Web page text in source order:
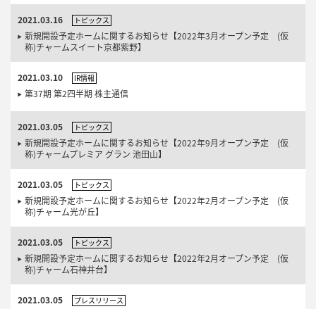
2021.03.16 トピックス
新規開設予定ホームに関するお知らせ【2022年3月オープン予定 (仮
称)チャームスイート京都紫野】
2021.03.10 IR情報
第37期 第2四半期 株主通信
2021.03.05 トピックス
新規開設予定ホームに関するお知らせ【2022年9月オープン予定 (仮
称)チャームプレミア グラン 池田山】
2021.03.05 トピックス
新規開設予定ホームに関するお知らせ【2022年2月オープン予定 (仮
称)チャーム光が丘】
2021.03.05 トピックス
新規開設予定ホームに関するお知らせ【2022年2月オープン予定 (仮
称)チャーム石神井台】
2021.03.05 プレスリリース